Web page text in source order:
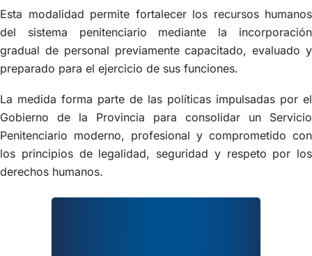
Esta modalidad permite fortalecer los recursos humanos
del sistema penitenciario mediante la incorporación
gradual de personal previamente capacitado, evaluado y
preparado para el ejercicio de sus funciones.
La medida forma parte de las políticas impulsadas por el
Gobierno de la Provincia para consolidar un Servicio
Penitenciario moderno, profesional y comprometido con
los principios de legalidad, seguridad y respeto por los
derechos humanos.